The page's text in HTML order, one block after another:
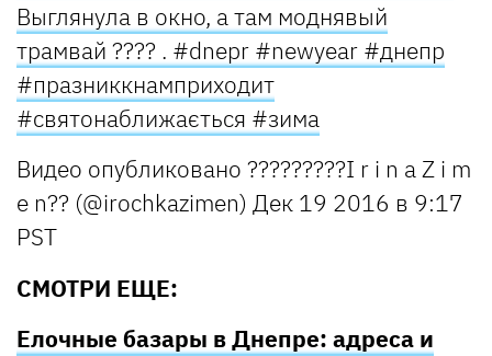
Выглянула в окно, а там моднявый
трамвай ???? . #dnepr #newyear #днепр
#празниккнамприходит
#святонаближається #зима
Видео опубликовано ?????????I r i n a Z i m
e n?? (@irochkazimen) Дек 19 2016 в 9:17
PST
СМОТРИ ЕЩЕ:
Елочные базары в Днепре: адреса и